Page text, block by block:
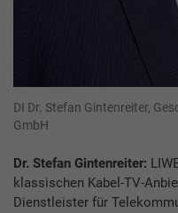
DI Dr. Stefan Gintenreiter,
GmbH
Dr. Stefan Gintenreiter:
klassischen Kabel-TV-
Dienstleister für